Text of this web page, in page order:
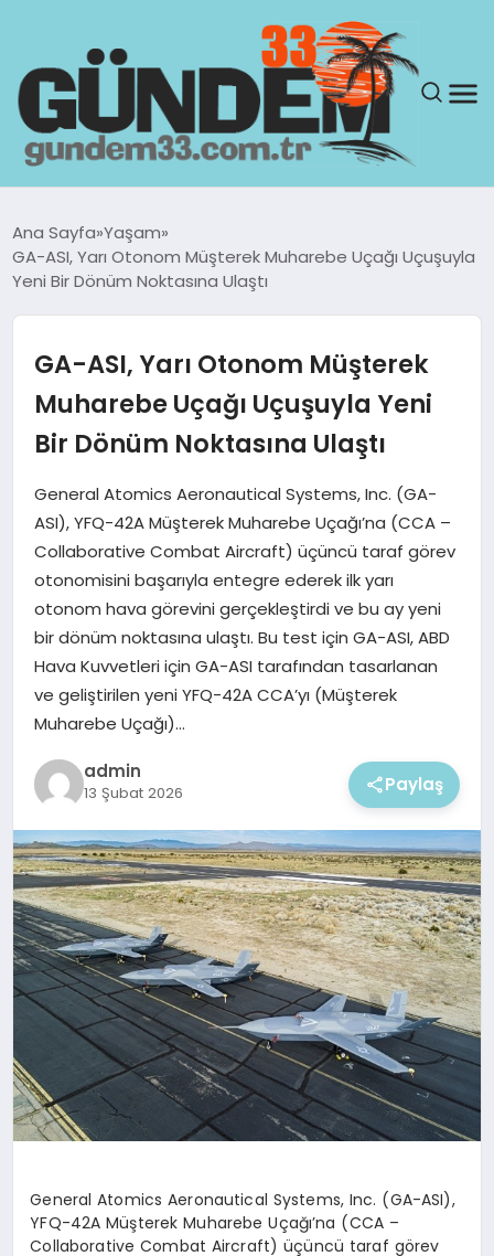
GÜNDEM
TEKNOLOJI
EKONOMI
MAGAZIN
Ana Sayfa Yaşam
GA-ASI, Yarı Otonom Müşterek Muharebe Uçağı Uçuşuyla
Yeni Bir Dönüm Noktasına Ulaştı
GA-ASI, Yarı Otonom Müşterek
Muharebe Uçağı Uçuşuyla Yeni
Bir Dönüm Noktasına Ulaştı
General Atomics Aeronautical Systems, Inc. (GA-
ASI), YFQ-42A Müşterek Muharebe Uçağı’na (CCA –
Collaborative Combat Aircraft) üçüncü taraf görev
otonomisini başarıyla entegre ederek ilk yarı
otonom hava görevini gerçekleştirdi ve bu ay yeni
bir dönüm noktasına ulaştı. Bu test için GA-ASI, ABD
Hava Kuvvetleri için GA-ASI tarafından tasarlanan
ve geliştirilen yeni YFQ-42A CCA’yı (Müşterek
Muharebe Uçağı)…
admin
13 Şubat 2026 Paylaş
General Atomics Aeronautical Systems, Inc. (GA-ASI),
YFQ-42A Müşterek Muharebe Uçağı’na (CCA –
Collaborative Combat Aircraft) üçüncü taraf görev